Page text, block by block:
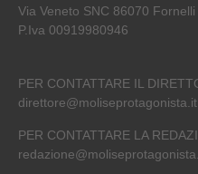
Via Veneto SNC 86070 Fornelli
P.Iva 00919980946
PER CONTATTARE IL
direttore@moliseprotagonista.it
PER CONTATTARE LA